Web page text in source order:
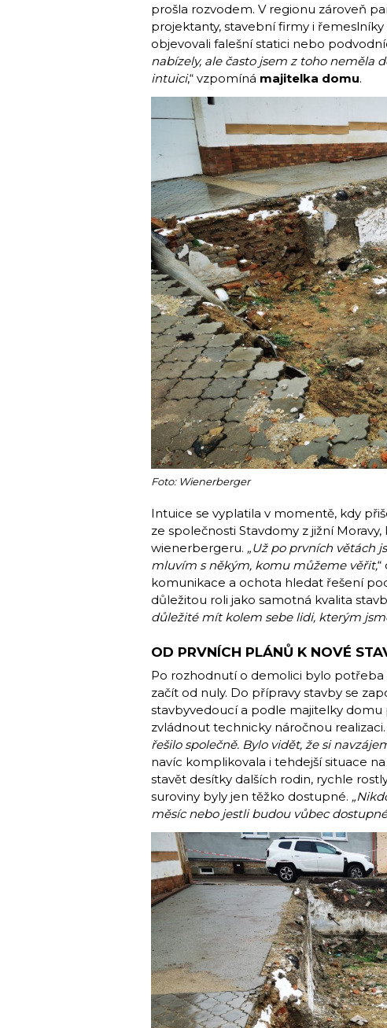
prošla rozvodem. V regionu zároveň
projektanty, stavební firmy i
objevovali falešní statici nebo
nabízely, ale často jsem z toho neměla
intuici,“ vzpomíná majitelka domu.
Foto: Wienerberger
Intuice se vyplatila v momentě, kdy
ze společnosti Stavdomy z jižní
wienerbergeru. „Už po prvních větách
mluvím s někým, komu můžeme věřit,
komunikace a ochota hledat řešení
důležitou roli jako samotná kvalita
důležité mít kolem sebe lidi, kterým
OD PRVNÍCH PLÁNŮ K NOVÉ
Po rozhodnutí o demolici bylo
začít od nuly. Do přípravy stavby se
stavbyvedoucí a podle majitelky domu
zvládnout technicky náročnou realizaci.
řešilo společně. Bylo vidět, že si
navíc komplikovala i tehdejší situace
stavět desítky dalších rodin, rychle
suroviny byly jen těžko dostupné.
měsíc nebo jestli budou vůbec